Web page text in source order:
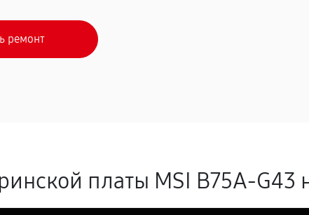
платы MSI B75A-G43